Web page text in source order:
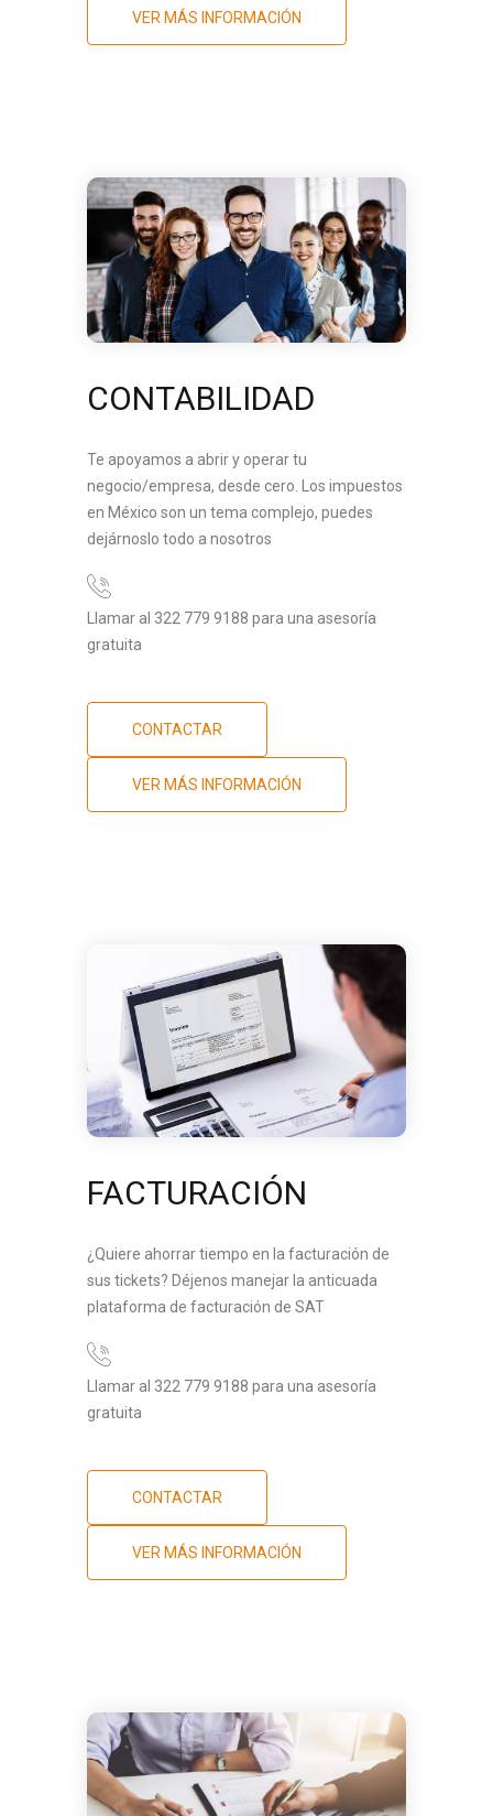
VER MÁS INFORMACIÓN
CONTABILIDAD
Te apoyamos a abrir y operar tu
negocio/empresa, desde cero. Los impuestos
en México son un tema complejo, puedes
dejárnoslo todo a nosotros
Llamar al 322 779 9188 para una asesoría
gratuita
CONTACTAR
VER MÁS INFORMACIÓN
FACTURACIÓN
¿Quiere ahorrar tiempo en la facturación de
sus tickets? Déjenos manejar la anticuada
plataforma de facturación de SAT
Llamar al 322 779 9188 para una asesoría
gratuita
CONTACTAR
VER MÁS INFORMACIÓN